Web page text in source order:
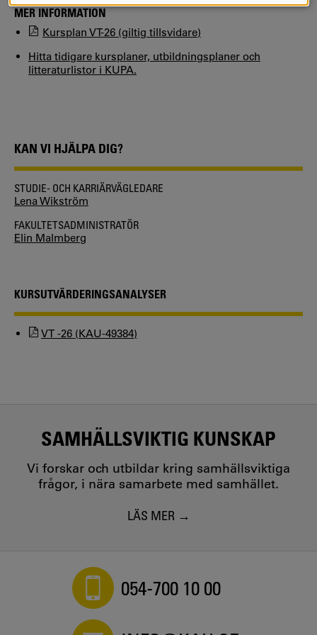
MER INFORMATION
Kursplan VT-26 (giltig tillsvidare)
Hitta tidigare kursplaner, utbildningsplaner och
litteraturlistor i KUPA.
KAN VI HJÄLPA DIG?
STUDIE- OCH KARRIÄRVÄGLEDARE
Lena Wikström
FAKULTETSADMINISTRATÖR
Elin Malmberg
KURSUTVÄRDERINGSANALYSER
VT -26 (KAU-49384)
SAMHÄLLSVIKTIG KUNSKAP
Vi forskar och utbildar kring samhällsviktiga
frågor, i nära samarbete med samhället.
LÄS MER
054-700 10 00